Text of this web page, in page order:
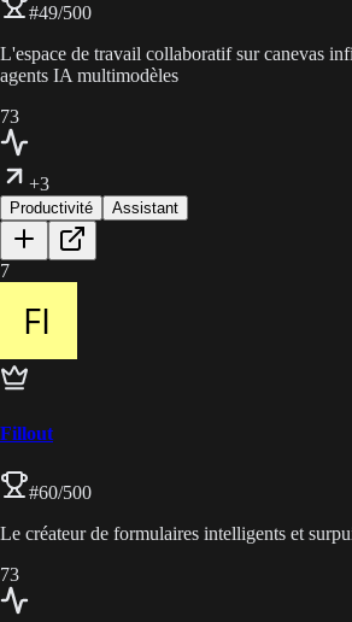
#49/500
L'espace de travail collaboratif sur canevas
agents IA multimodèles
73
+3
Productivité Assistant
7
Fillout
#60/500
Le créateur de formulaires intelligents et
73